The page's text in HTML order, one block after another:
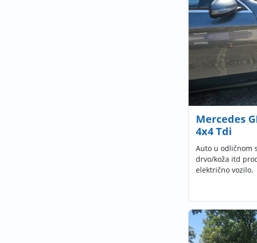
Mercedes
4x4 Tdi
Auto u odličnom
drvo/koža itd
električno vozilo.